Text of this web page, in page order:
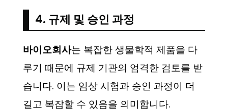
4. 규제 및 승인 과정
바이오회사는 복잡한 생물학적 제품을 다
루기 때문에 규제 기관의 엄격한 검토를 받
습니다. 이는 임상 시험과 승인 과정이 더
길고 복잡할 수 있음을 의미합니다.